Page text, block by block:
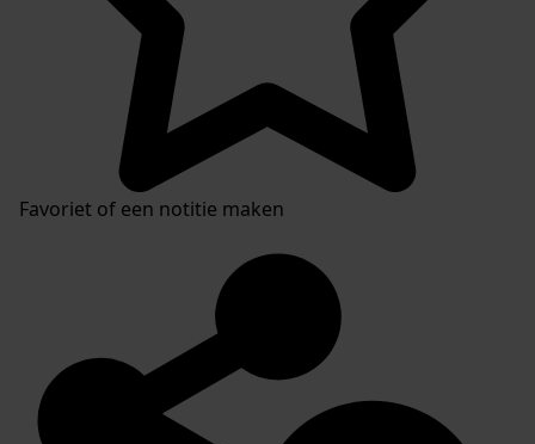
Favoriet of een notitie maken